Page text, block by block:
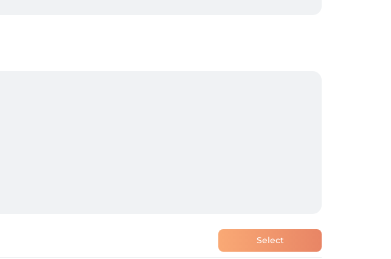
Select